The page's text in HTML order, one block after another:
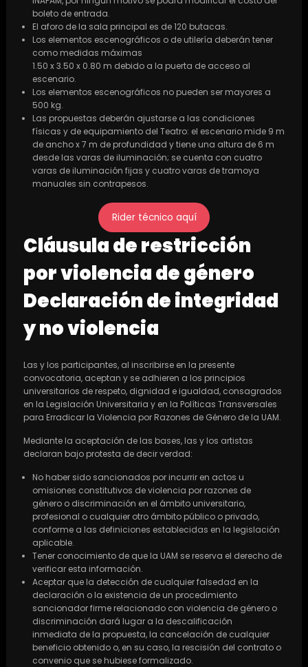
boleto de entrada.
El aforo de la sala principal es de 120 butacas.
Los elementos escenográficos o de utilería deberán tener
como medidas máximas
1.50 x 3.50 x 0.80 m debido a la puerta de acceso al
escenario.
Los elementos escenográficos no pueden ser mayores a
500 kg.
Las propuestas deberán ajustarse a las condiciones
físicas y de equipamiento del Teatro: el escenario mide 9 m
de ancho x 7 m de profundidad y tiene una altura de 6 m
desde las varas de iluminación; se cuenta con cuatro
varas de iluminación fijas y cuatro varas de tramoya
manuales sin contrapesos.
Rider técnico aquí
Cláusula de restricción
por violencia de género
Declaración de integridad
y no violencia
Las y los participantes, al inscribirse en la presente
convocatoria, aceptan y se adhieren a los principios
universitarios de respeto, dignidad e igualdad, consagrados
en la Legislación Universitaria y en la Políticas Transversales
para Erradicar la Violencia por Razones de Género de la UAM.
Mediante la aceptación de las bases, las y los artistas
declaran bajo protesta de decir verdad:
No haber sido sancionados por incurrir en actos u
omisiones constitutivos de violencia por razones de
género o discriminación en el ámbito universitario,
profesional o cualquier otro ámbito público o privado,
conforme a las definiciones establecidas en la legislación
aplicable.
Tener conocimiento de que la UAM se reserva el derecho de
verificar esta información.
Aceptar que la detección de cualquier falsedad en la
declaración o la existencia de un procedimiento
sancionador firme relacionado con violencia de género o
discriminación dará lugar a la descalificación
inmediata de la propuesta, la cancelación de cualquier
beneficio obtenido o, en su caso, la rescisión del contrato o
convenio que se hubiese formalizado.